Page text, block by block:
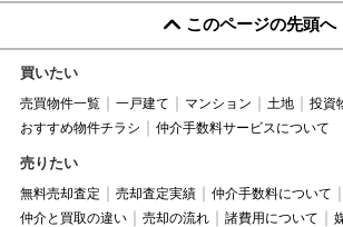
このページの先頭へ
買いたい
売買物件一覧 一戸建て マンション 土地
投資
おすすめ物件チラシ
仲介手数料サービスについて
売りたい
無料売却査定 売却査定実績 仲介手数料について
仲介と買取の違い
売却の流れ 諸費用について